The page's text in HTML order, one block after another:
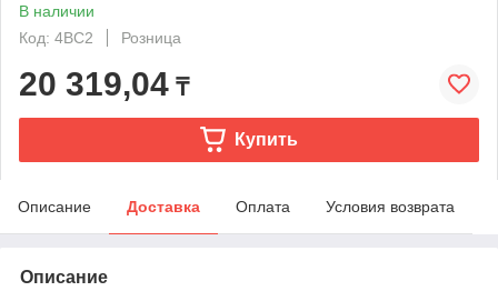
В наличии
Код: 4BC2
Розница
20 319,04 ₸
Купить
Описание Доставка Оплата Условия возврата
Описание